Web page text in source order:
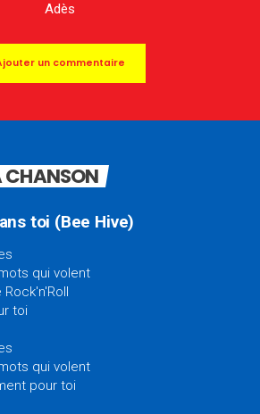
Adès
un commentaire
CHANSON
toi (Bee Hive)
qui volent
toi
qui volent
pour toi